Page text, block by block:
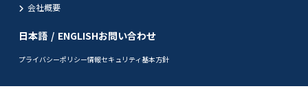
会社概要
日本語 / ENGLISHお問い合わせ
プライバシーポリシー情報セキュリティ基本方針